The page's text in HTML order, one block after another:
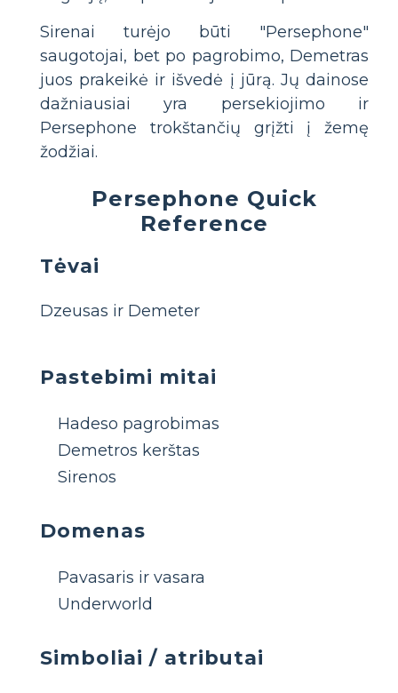
Sirenai turėjo būti "Persephone"
saugotojai, bet po pagrobimo, Demetras
juos prakeikė ir išvedė į jūrą. Jų dainose
dažniausiai yra persekiojimo ir
Persephone trokštančių grįžti į žemę
žodžiai.
Persephone Quick
Reference
Tėvai
Dzeusas ir Demeter
Pastebimi mitai
Hadeso pagrobimas
Demetros kerštas
Sirenos
Domenas
Pavasaris ir vasara
Underworld
Simboliai / atributai